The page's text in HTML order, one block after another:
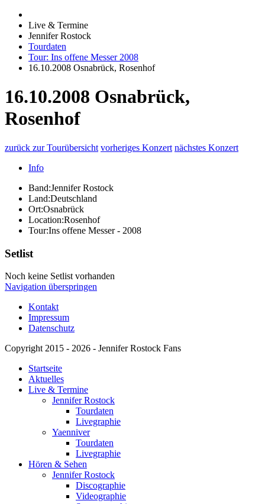
Live & Termine
Jennifer Rostock
Tourdaten
Tour: Ins offene Messer 2008
16.10.2008 Osnabrück, Rosenhof
16.10.2008 Osnabrück,
Rosenhof
zurück zur Tourübersicht vorheriges Konzert nächstes Konzert
Info
Band:Jennifer Rostock
Land:Deutschland
Ort:Osnabrück
Location:Rosenhof
Tour:Ins offene Messer - 2008
Setlist
Noch keine Setlist vorhanden
Navigation überspringen
Kontakt
Impressum
Datenschutz
Copyright 2015 - 2026 - Jennifer Rostock Fans
Startseite
Aktuelles
Live & Termine
Jennifer Rostock
Tourdaten
Livegraphie
Yaenniver
Tourdaten
Livegraphie
Hören & Sehen
Jennifer Rostock
Discographie
Videographie